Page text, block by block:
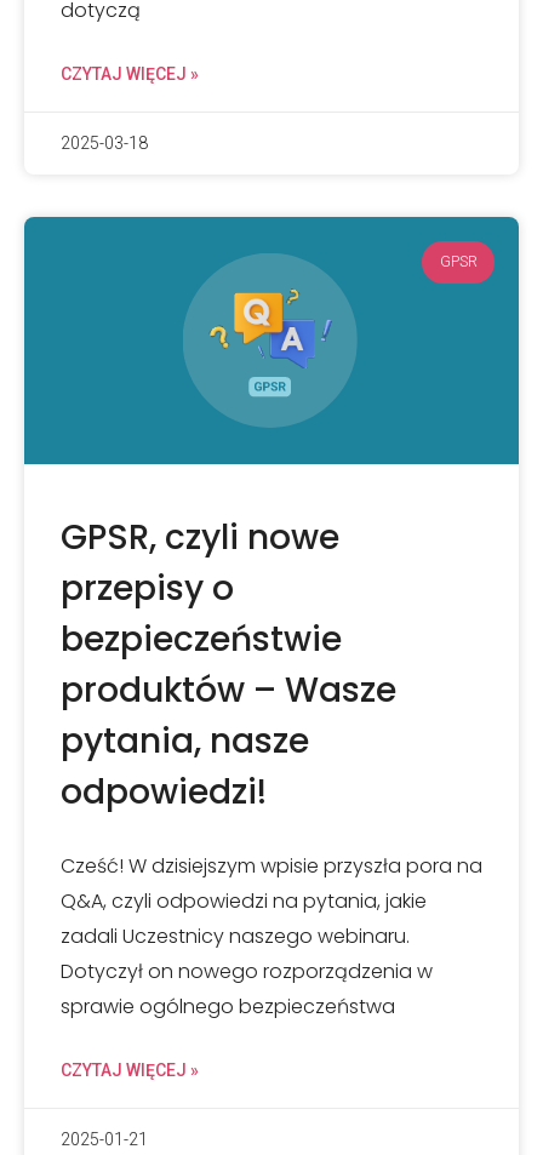
dotyczą
CZYTAJ WIĘCEJ »
2025-03-18
GPSR
GPSR, czyli nowe
przepisy o
bezpieczeństwie
produktów – Wasze
pytania, nasze
odpowiedzi!
Cześć! W dzisiejszym wpisie przyszła pora na
Q&A, czyli odpowiedzi na pytania, jakie
zadali Uczestnicy naszego webinaru.
Dotyczył on nowego rozporządzenia w
sprawie ogólnego bezpieczeństwa
CZYTAJ WIĘCEJ »
2025-01-21